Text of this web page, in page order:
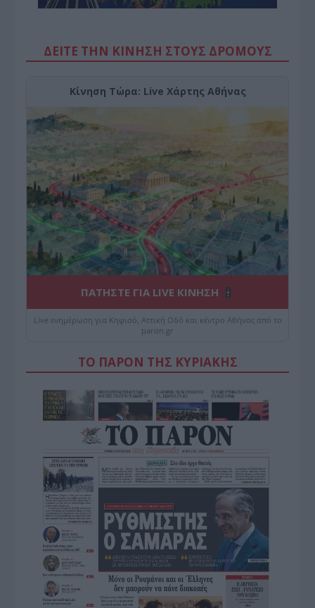
ΔΕΙΤΕ ΤΗΝ ΚΙΝΗΣΗ ΣΤΟΥΣ ΔΡΌΜΟΥΣ
Κίνηση Τώρα: Live Χάρτης Αθήνας
ΠΑΤΗΣΤΕ ΓΙΑ LIVE ΚΙΝΗΣΗ
Live ενημέρωση για Κηφισό, Αττική Οδό και κέντρο Αθήνας από το
paron.gr
ΤΟ ΠΑΡΟΝ ΤΗΣ ΚΥΡΙΑΚΗΣ